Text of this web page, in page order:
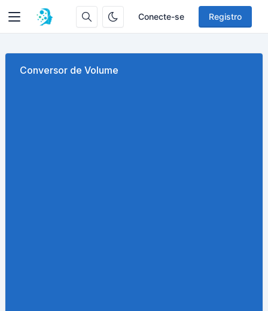
Conecte-se Registro
Conversor de Volume